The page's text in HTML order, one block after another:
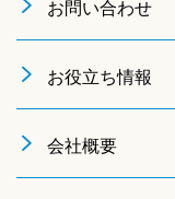
お問い合わせ
お役立ち情報
会社概要